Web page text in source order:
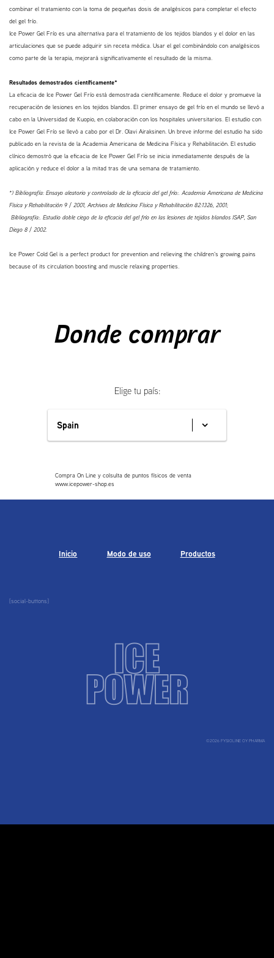
combinar el tratamiento con la toma de pequeñas dosis de analgésicos para completar el efecto
del gel frío.
Ice Power Gel Frío es una alternativa para el tratamiento de los tejidos blandos y el dolor en las
articulaciones que se puede adquirir sin receta médica. Usar el gel combinándolo con analgésicos
como parte de la terapia, mejorará significativamente el resultado de la misma.
Resultados demostrados científicamente*
La eficacia de Ice Power Gel Frío está demostrada científicamente. Reduce el dolor y promueve la
recuperación de lesiones en los tejidos blandos. El primer ensayo de gel frío en el mundo se llevó a
cabo en la Universidad de Kuopio, en colaboración con los hospitales universitarios. El estudio con
Ice Power Gel Frío se llevó a cabo por el Dr. Olavi Airaksinen. Un breve informe del estudio ha sido
publicado en la revista de la Academia Americana de Medicina Física y Rehabilitación. El estudio
clínico demostró que la eficacia de Ice Power Gel Frío se inicia inmediatamente después de la
aplicación y reduce el dolor a la mitad tras de una semana de tratamiento.
*) Bibliografía: Ensayo aleatorio y controlado de la eficacia del gel frío:. Academia Americana de Medicina
Física y Rehabilitación 9 / 2001, Archivos de Medicina Física y Rehabilitación 82:1326, 2001;
Bibliografía:. Estudio doble ciego de la eficacia del gel frío en las lesiones de tejidos blandos ISAP, San
Diego 8 / 2002.
Ice Power Cold Gel is a perfect product for prevention and relieving the children’s growing pains
because of its circulation boosting and muscle relaxing properties.
Donde comprar
Elige tu país:
Spain
Compra On Line y colsulta de puntos físicos de venta
www.icepower-shop.es
Inicio Modo de uso Productos
[social-buttons]
©2026 FYSIOLINE OY PHARMA